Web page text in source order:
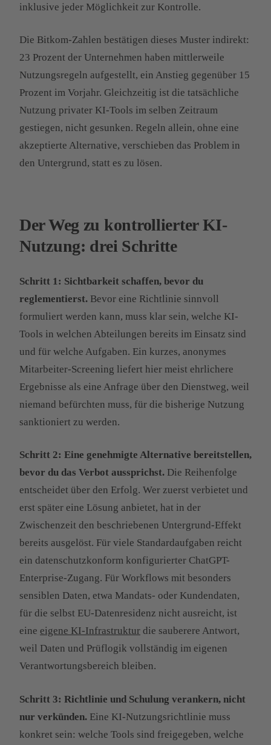
inklusive jeder Möglichkeit zur Kontrolle.
Die Bitkom-Zahlen bestätigen dieses Muster indirekt:
23 Prozent der Unternehmen haben mittlerweile
Nutzungsregeln aufgestellt, ein Anstieg gegenüber 15
Prozent im Vorjahr. Gleichzeitig ist die tatsächliche
Nutzung privater KI-Tools im selben Zeitraum
gestiegen, nicht gesunken. Regeln allein, ohne eine
akzeptierte Alternative, verschieben das Problem in
den Untergrund, statt es zu lösen.
Der Weg zu kontrollierter KI-
Nutzung: drei Schritte
Schritt 1: Sichtbarkeit schaffen, bevor du
reglementierst. Bevor eine Richtlinie sinnvoll
formuliert werden kann, muss klar sein, welche KI-
Tools in welchen Abteilungen bereits im Einsatz sind
und für welche Aufgaben. Ein kurzes, anonymes
Mitarbeiter-Screening liefert hier meist ehrlichere
Ergebnisse als eine Anfrage über den Dienstweg, weil
niemand befürchten muss, für die bisherige Nutzung
sanktioniert zu werden.
Schritt 2: Eine genehmigte Alternative bereitstellen,
bevor du das Verbot aussprichst. Die Reihenfolge
entscheidet über den Erfolg. Wer zuerst verbietet und
erst später eine Lösung anbietet, hat in der
Zwischenzeit den beschriebenen Untergrund-Effekt
bereits ausgelöst. Für viele Standardaufgaben reicht
ein datenschutzkonform konfigurierter ChatGPT-
Enterprise-Zugang. Für Workflows mit besonders
sensiblen Daten, etwa Mandats- oder Kundendaten,
für die selbst EU-Datenresidenz nicht ausreicht, ist
eine eigene KI-Infrastruktur die sauberere Antwort,
weil Daten und Prüflogik vollständig im eigenen
Verantwortungsbereich bleiben.
Schritt 3: Richtlinie und Schulung verankern, nicht
nur verkünden. Eine KI-Nutzungsrichtlinie muss
konkret sein: welche Tools sind freigegeben, welche